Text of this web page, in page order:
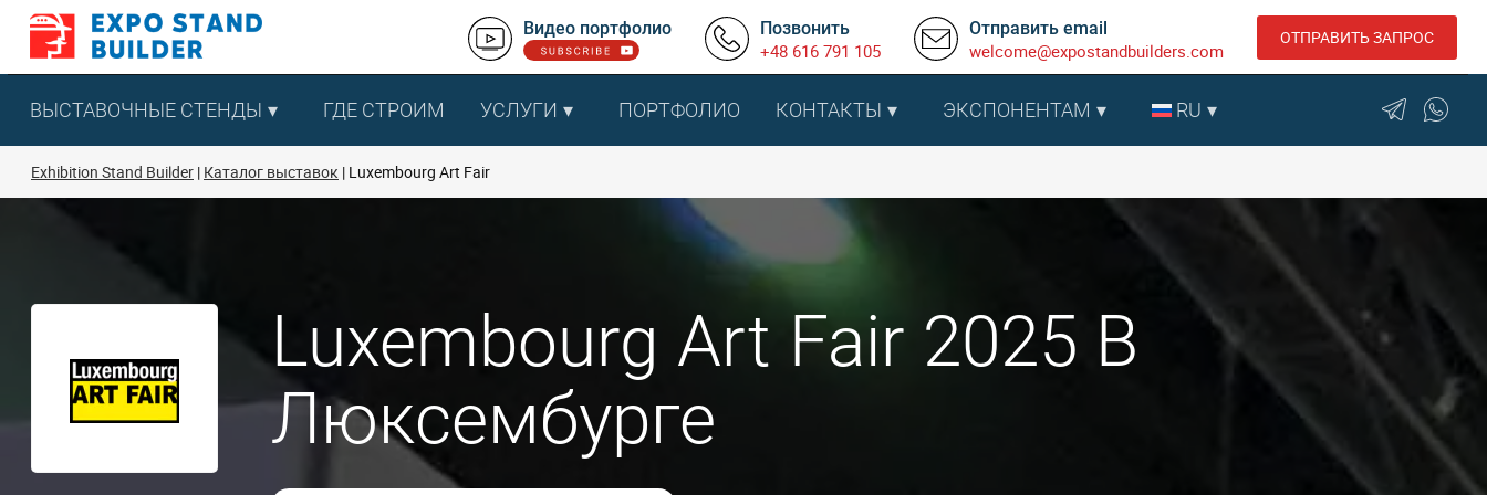
Перейти
содержанию
Видео портфолио Позвонить
+48 616 791 105
Отправить email
welcome@expostandbuilders.com
ОТПРАВИТЬ ЗАПРОС
ВЫСТАВОЧНЫЕ СТЕНДЫ ГДЕ СТРОИМ УСЛУГИ ПОРТФОЛИО КОНТАКТЫ ЭКСПОНЕНТАМ RU
Exhibition Stand Builder Каталог выставок Luxembourg Art Fair
Luxembourg Art Fair 2025 В
Люксембурге